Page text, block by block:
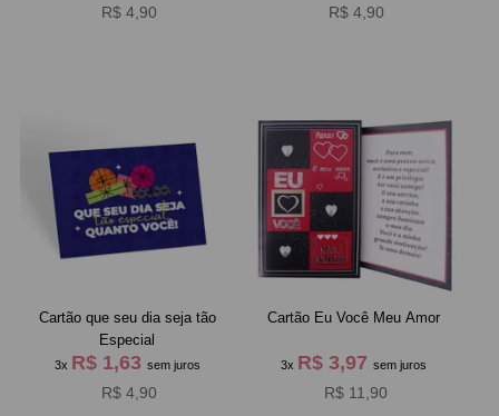
R$ 4,90 R$ 4,90
Cartão que seu dia seja tão
Especial
3x R$ 1,63 sem juros
R$ 4,90
Cartão Eu Você Meu Amor
3x R$ 3,97sem juros
R$ 11,90